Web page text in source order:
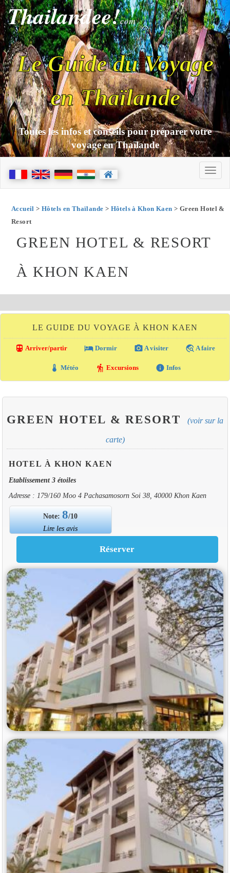
Thailandee!com
Le Guide du Voyage
en Thaïlande
Toutes les infos et conseils pour préparer votre
voyage en Thaïlande
Accueil > Hôtels en Thaïlande > Hôtels à Khon Kaen > Green Hotel &
Resort
GREEN HOTEL & RESORT
À KHON KAEN
LE GUIDE DU VOYAGE À KHON KAEN
directions_transit Arriver/partir local_hotel Dormir photo_camera A visiter travel_explore A faire
thermostat Météo hiking Excursions info Infos
GREEN HOTEL & RESORT (voir sur la
carte)
HOTEL À KHON KAEN
Etablissement 3 étoiles
Adresse : 179/160 Moo 4 Pachasamosorn Soi 38, 40000 Khon Kaen
Note:8/10
Lire les avis